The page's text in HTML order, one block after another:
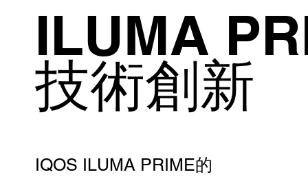
ILUMA
技術創新
IQOS ILUMA PRIME的